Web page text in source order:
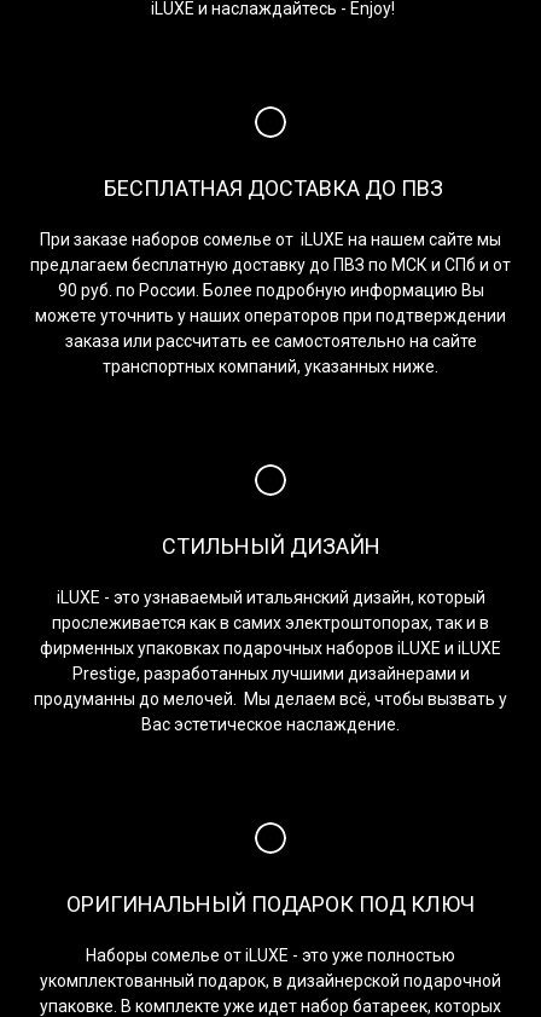
iLUXE и наслаждайтесь - Enjoy!
БЕСПЛАТНАЯ ДОСТАВКА ДО ПВЗ
При заказе наборов сомелье от iLUXE на нашем сайте мы
предлагаем бесплатную доставку до ПВЗ по МСК и СПб и от
90 руб. по России. Более подробную информацию Вы
можете уточнить у наших операторов при подтверждении
заказа или рассчитать ее самостоятельно на сайте
транспортных компаний, указанных ниже.
СТИЛЬНЫЙ ДИЗАЙН
iLUXE - это узнаваемый итальянский дизайн, который
прослеживается как в самих электроштопорах, так и в
фирменных упаковках подарочных наборов iLUXE и iLUXE
Prestige, разработанных лучшими дизайнерами и
продуманны до мелочей. Мы делаем всё, чтобы вызвать у
Вас эстетическое наслаждение.
ОРИГИНАЛЬНЫЙ ПОДАРОК ПОД КЛЮЧ
Наборы сомелье от iLUXE - это уже полностью
укомплектованный подарок, в дизайнерской подарочной
упаковке. В комплекте уже идет набор батареек, которых